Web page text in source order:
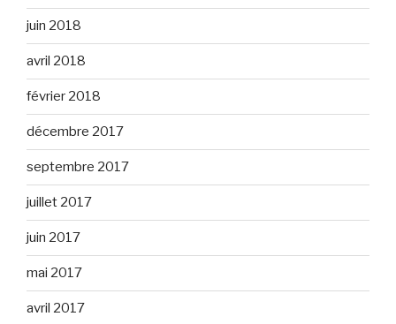
juin 2018
avril 2018
février 2018
décembre 2017
septembre 2017
juillet 2017
juin 2017
mai 2017
avril 2017